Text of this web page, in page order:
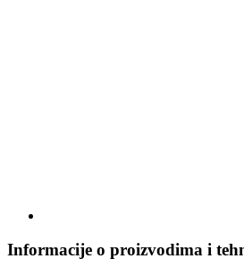
Informacije o proizvodima i